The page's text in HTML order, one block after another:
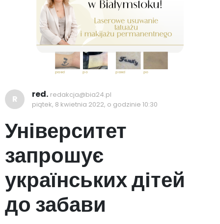
R red. redakcja@bia24.pl
piątek, 8 kwietnia 2022, o godzinie 10:30
Університет
запрошує
українських дітей
до забави